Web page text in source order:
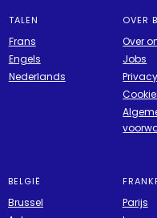
TALEN
Frans
Engels
Nederlands
OVER
Over
Jobs
BELGIË
Brussel
Parijs